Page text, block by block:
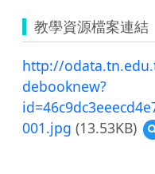
教學資源檔案連結
http://
debooknew?
001.jpg (13.53KB)